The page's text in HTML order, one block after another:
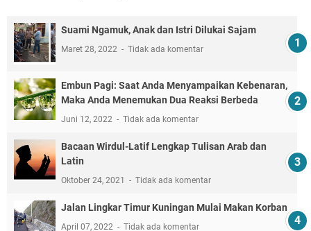
Suami Ngamuk, Anak dan Istri Dilukai Sajam
Maret 28, 2022 Tidak ada komentar
Embun Pagi: Saat Anda Menyampaikan Kebenaran,
Maka Anda Menemukan Dua Reaksi Berbeda
Juni 12, 2022 Tidak ada komentar
Bacaan Wirdul-Latif Lengkap Tulisan Arab dan
Latin
Oktober 24, 2021 Tidak ada komentar
Jalan Lingkar Timur Kuningan Mulai Makan Korban
April 07, 2022 Tidak ada komentar